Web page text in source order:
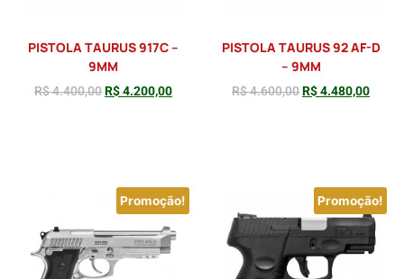
PISTOLA TAURUS 917C –
9MM
R$4.400,00R$4.200,00
PISTOLA TAURUS 92 AF-D
– 9MM
R$4.600,00R$4.480,00
Promoção! Promoção!